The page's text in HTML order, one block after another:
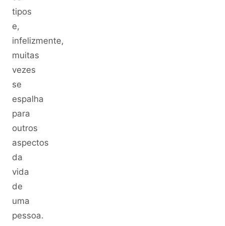
tipos
e,
infelizmente,
muitas
vezes
se
espalha
para
outros
aspectos
da
vida
de
uma
pessoa.